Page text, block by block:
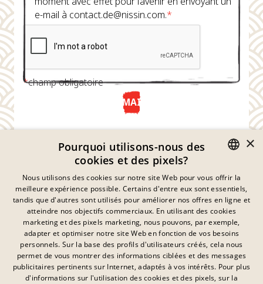
e-mail à contact.de@nissin.com.*
*champ obligatoire
ENVOYER MAINTENANT
Déclaration De Confidentialité
Empreinte
Mentions Légales
Contact
GERMAN
FRENCH
DANISH
SWEDISH
HUNGARIAN
×
Pourquoi utilisons-nous des
cookies et des pixels?
Nous utilisons des cookies sur notre site Web pour vous offrir la
meilleure expérience possible. Certains d'entre eux sont essentiels,
tandis que d'autres sont utilisés pour améliorer nos offres en ligne et
atteindre nos objectifs commerciaux. En utilisant des cookies
marketing et des pixels marketing, nous pouvons, par exemple,
adapter et optimiser notre site Web en fonction de vos besoins
personnels. Sur la base des profils d'utilisateurs créés, cela nous
permet de vous montrer des informations ciblées et des messages
publicitaires pertinents sur Internet, adaptés à vos intérêts. Pour plus
d'informations sur l'utilisation des cookies et des pixels, sur la